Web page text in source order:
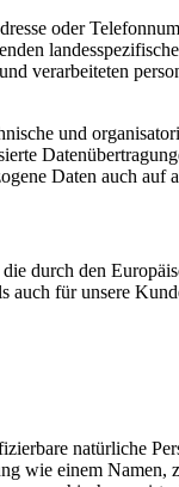
oder
und
Daten auch
durch den
für unsere
natürliche
wie einem